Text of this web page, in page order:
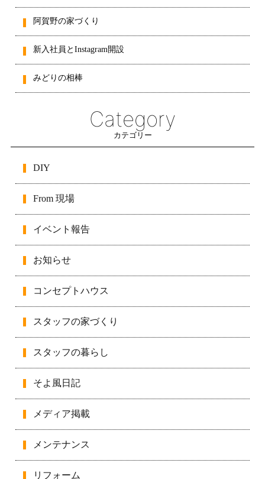
阿賀野の家づくり
新入社員とInstagram開設
みどりの相棒
Category
カテゴリー
DIY
From 現場
イベント報告
お知らせ
コンセプトハウス
スタッフの家づくり
スタッフの暮らし
そよ風日記
メディア掲載
メンテナンス
リフォーム